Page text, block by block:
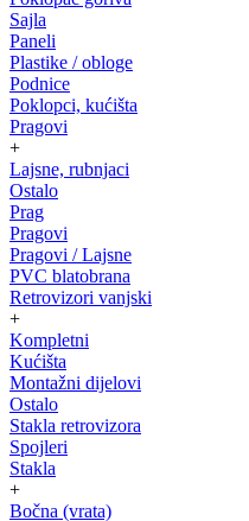
Sajla
Paneli
Plastike / obloge
Podnice
Poklopci, kućišta
Pragovi
+
Lajsne, rubnjaci
Ostalo
Prag
Pragovi
Pragovi / Lajsne
PVC blatobrana
Retrovizori vanjski
+
Kompletni
Kućišta
Montažni dijelovi
Ostalo
Stakla retrovizora
Spojleri
Stakla
+
Bočna (vrata)